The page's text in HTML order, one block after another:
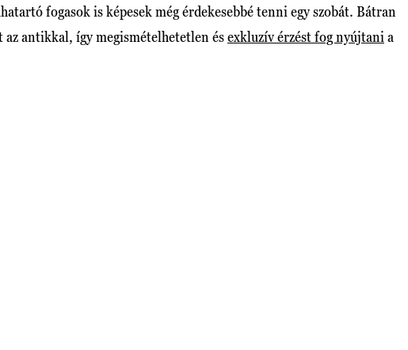
fogasok is képesek még érdekesebbé tenni egy szobát. Bátran
antikkal, így megismételhetetlen ésexkluzív érzést fog nyújtani a